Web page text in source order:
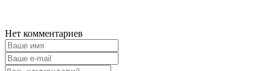
Нет комментариев